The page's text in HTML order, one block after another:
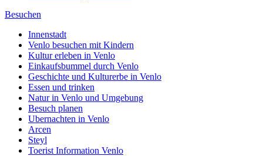
Besuchen
Innenstadt
Venlo besuchen mit Kindern
Kultur erleben in Venlo
Einkaufsbummel durch Venlo
Geschichte und Kulturerbe in Venlo
Essen und trinken
Natur in Venlo und Umgebung
Besuch planen
Ubernachten in Venlo
Arcen
Steyl
Toerist Information Venlo